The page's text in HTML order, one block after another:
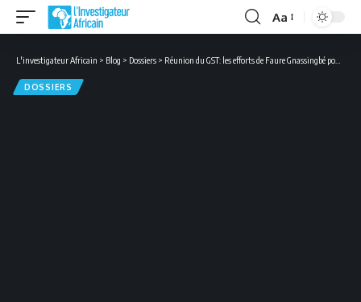
Font
Aa
L'investigateur Africain > Blog > Dossiers > Réunion du GST: les efforts de Faure Gnassingbé pour la paix au Mali salués
DOSSIERS